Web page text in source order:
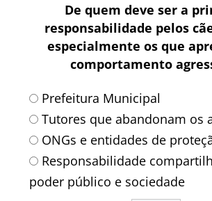
De quem deve ser a
responsabilidade pelos
especialmente os que
comportamento
Prefeitura Municipal
Tutores que abandonam os
ONGs e entidades de
Responsabilidade
poder público e sociedade